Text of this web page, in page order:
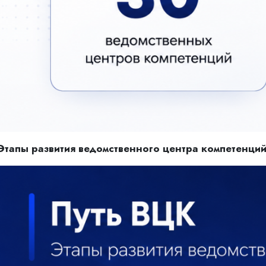
развития ведомственного центра компетенций